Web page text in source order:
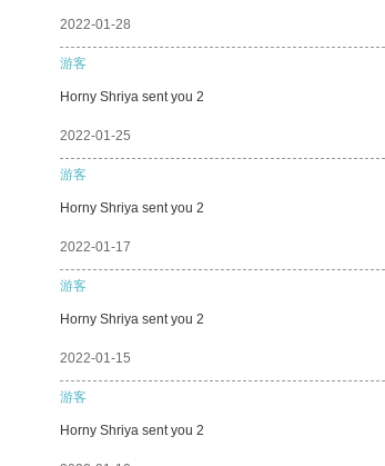
2022-01-28
游客
Horny Shriya sent you 2
2022-01-25
游客
Horny Shriya sent you 2
2022-01-17
游客
Horny Shriya sent you 2
2022-01-15
游客
Horny Shriya sent you 2